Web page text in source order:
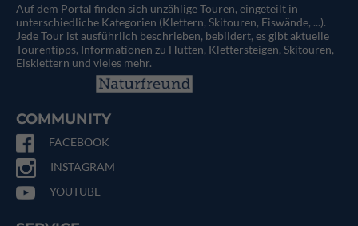
Auf dem Portal finden sich unzählige Touren, eingeteilt in
unterschiedliche Kategorien (Klettern, Skitouren, Eiswände, ...).
Jede Tour ist ausführlich beschrieben, bebildert, es gibt aktuelle
Tourentipps, Informationen zu Hütten, Klettersteigen, Skitouren,
Eisklettern und vieles mehr.
COMMUNITY
FACEBOOK
INSTAGRAM
YOUTUBE